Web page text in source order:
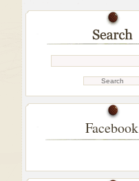
Facebook